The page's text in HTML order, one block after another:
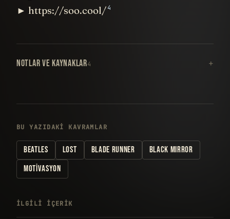
► https://soo.cool/4
NOTLAR VE KAYNAKLAR4
BU YAZIDAKI KAVRAMLAR
BEATLES LOST BLADE RUNNER
BLACK MIRROR
MOTIVASYON
İLGILI IÇERIK